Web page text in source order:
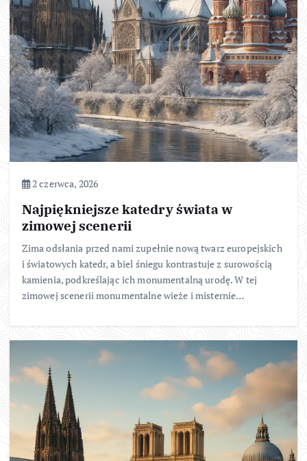
2 czerwca, 2026
Najpiękniejsze katedry świata w
zimowej scenerii
Zima odsłania przed nami zupełnie nową twarz europejskich
i światowych katedr, a biel śniegu kontrastuje z surowością
kamienia, podkreślając ich monumentalną urodę. W tej
zimowej scenerii monumentalne wieże i misternie…